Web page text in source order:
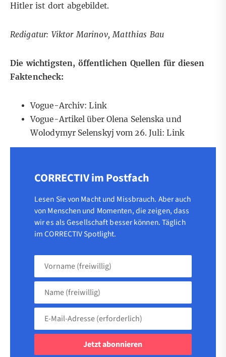
Hitler ist dort abgebildet.
Redigatur: Viktor Marinov, Matthias Bau
Die wichtigsten, öffentlichen Quellen für diesen
Faktencheck:
Vogue-Archiv:Link
Vogue-Artikel über Olena Selenska und
Wolodymyr Selenskyj vom 26. Juli:Link
CORRECTIV im Postfach
Lesen Sie von Macht und Missbrauch. Aber auch
von Menschen und Momenten, die zeigen, dass
wir es als Gesellschaft besser können. Täglich
im CORRECTIV Spotlight.
Vorname
Name
(freiwillig)
Adresse